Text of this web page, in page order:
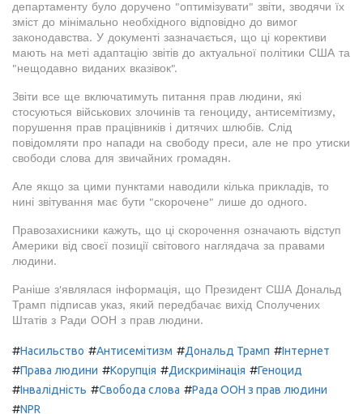
департаменту було доручено "оптимізувати" звіти, зводячи їх
зміст до мінімально необхідного відповідно до вимог
законодавства. У документі зазначається, що ці корективи
мають на меті адаптацію звітів до актуальної політики США та
"нещодавно виданих вказівок".
Звіти все ще включатимуть питання прав людини, які
стосуються військових злочинів та геноциду, антисемітизму,
порушення прав працівників і дитячих шлюбів. Слід
повідомляти про напади на свободу преси, але не про утиски
свободи слова для звичайних громадян.
Але якщо за цими пунктами наводили кілька прикладів, то
нині звітування має бути "скорочене" лише до одного.
Правозахисники кажуть, що ці скорочення означають відступ
Америки від своєї позиції світового наглядача за правами
людини.
Раніше з'являлася інформація, що Президент США Дональд
Трамп підписав указ, який передбачає вихід Сполучених
Штатів з Ради ООН з прав людини.
#Насильство #Антисемітизм #Дональд Трамп #Інтернет
#Права людини #Корупція #Дискримінація #Геноцид
#Інвалідність #Свобода слова #Рада ООН з прав людини
#NPR